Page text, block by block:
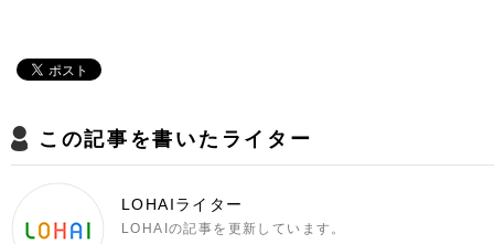
この記事を書いたライター
LOHAIライター
LOHAIの記事を更新しています。